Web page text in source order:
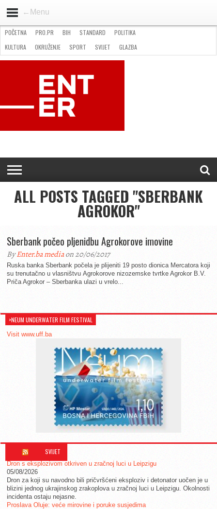
←Menu
STANDARD
GOSPODARSTVO
OKRUŽENJE
POČETNA PRO.PR BIH STANDARD
POLITIKA
KULTURA
OKRUŽENJE SPORT SVIJET
GLAZBA
NATJEČAJI
FILMING LOCATION IN BH KONTAKT
ALL POSTS TAGGED "SBERBANK
AGROKOR"
Sberbank počeo pljenidbu Agrokorove imovine
ByEnter.ba mediaon 20/06/2017
Ruska banka Sberbank počela je plijeniti 19 posto dionica Mercatora koji
su trenutačno u vlasništvu Agrokorove nizozemske tvrtke Agrokor B.V.
Priča Agrokor – Sberbanka ulazi u vrelo...
>NEUM UNDERWATER FILM FESTIVAL
Visit www.uff.ba
SVIJET
Dron s eksplozivom otkriven u zračnoj luci u Leipzigu
05/08/2026
Dron za koji su navodno bili pričvršćeni eksploziv i detonator uočen je u
blizini jednog ukrajinskog zrakoplova u zračnoj luci u Leipzigu. Okolnosti
incidenta ostaju nejasne.
Proslava Oluje: veće mirovine i poruke susjedima